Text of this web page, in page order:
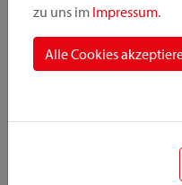
zu uns im Impressum.
Alle Cookies